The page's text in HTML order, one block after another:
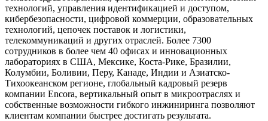
технологий, управления идентификацией и доступом,
кибербезопасности, цифровой коммерции, образовательных
технологий, цепочек поставок и логистики,
телекоммуникаций и других отраслей. Более 7300
сотрудников в более чем 40 офисах и инновационных
лабораториях в США, Мексике, Коста-Рике, Бразилии,
Колумбии, Боливии, Перу, Канаде, Индии и Азиатско-
Тихоокеанском регионе, глобальный кадровый резерв
компании Encora, вертикальный опыт в микроотраслях и
собственные возможности гибкого инжиниринга позволяют
клиентам компании быстрее достигать результата.